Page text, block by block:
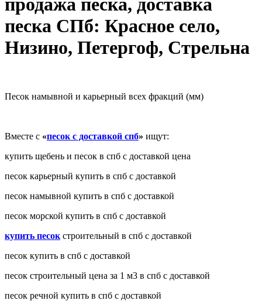
продажа песка, доставка
песка СПб: Красное село,
Низино, Петергоф, Стрельна
Песок намывной и карьерный всех фракций (мм)
Вместе с «песок с доставкой спб» ищут:
купить щебень и песок в спб с доставкой цена
песок карьерный купить в спб с доставкой
песок намывной купить в спб с доставкой
песок морской купить в спб с доставкой
купить песок строительный в спб с доставкой
песок купить в спб с доставкой
песок строительный цена за 1 м3 в спб с доставкой
песок речной купить в спб с доставкой